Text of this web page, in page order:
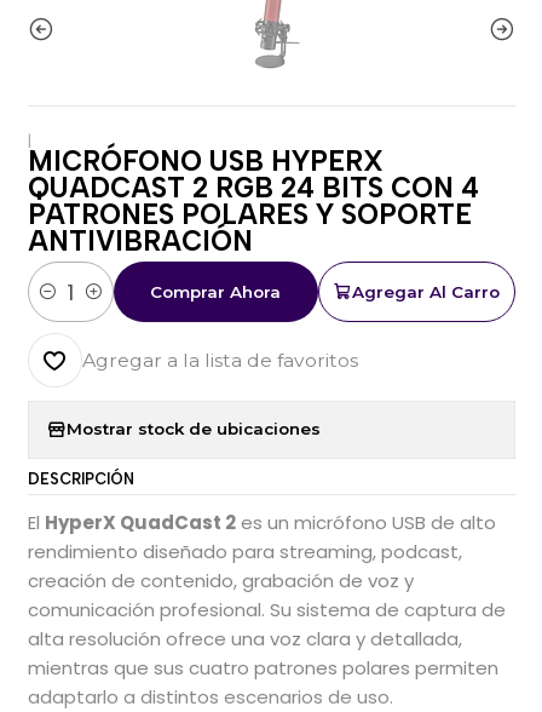
|
MICRÓFONO USB HYPERX
QUADCAST 2 RGB 24 BITS CON 4
PATRONES POLARES Y SOPORTE
ANTIVIBRACIÓN
Cantidad
Agregar Al Carro
Comprar Ahora
Agregar a la lista de favoritos
Mostrar stock de ubicaciones
DESCRIPCIÓN
El HyperX QuadCast 2es un micrófono USB de alto
rendimiento diseñado para streaming, podcast,
creación de contenido, grabación de voz y
comunicación profesional. Su sistema de captura de
alta resolución ofrece una voz clara y detallada,
mientras que sus cuatro patrones polares permiten
adaptarlo a distintos escenarios de uso.